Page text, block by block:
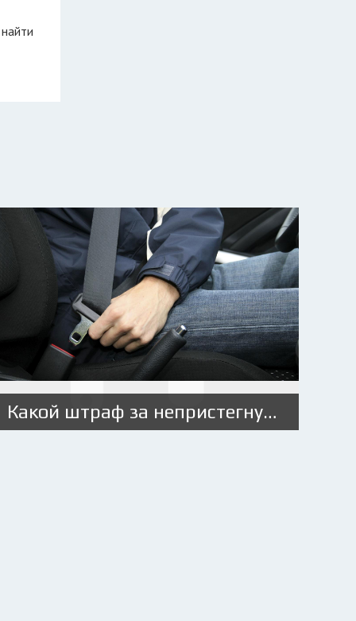
Какой штраф за непристегнутый ремень в [year] году?